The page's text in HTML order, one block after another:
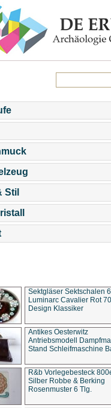
Stil
Sektgläser Sektschalen
Luminarc Cavalier Rot
Design Klassiker
Antikes Oesterwitz
Antriebsmodell
Stand Schleifmaschine
R&b Vorlegebesteck
Silber Robbe & Berking
Rosenmuster 6 Tlg.